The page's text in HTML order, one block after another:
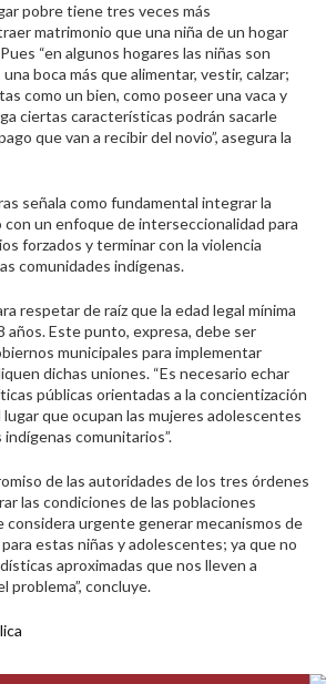
pobre tiene tres veces más
matrimonio que una niña de un hogar
“en algunos hogares las niñas son
boca más que alimentar, vestir, calzar;
como un bien, como poseer una vaca y
ciertas características podrán sacarle
que van a recibir del novio”, asegura la
señala como fundamental integrar la
un enfoque de interseccionalidad para
forzados y terminar con la violencia
comunidades indígenas.
respetar de raíz que la edad legal mínima
años. Este punto, expresa, debe ser
municipales para implementar
dichas uniones. “Es necesario echar
públicas orientadas a la concientización
que ocupan las mujeres adolescentes
comunitarios”.
de las autoridades de los tres órdenes
las condiciones de las poblaciones
considera urgente generar mecanismos de
estas niñas y adolescentes; ya que no
aproximadas que nos lleven a
problema”, concluye.